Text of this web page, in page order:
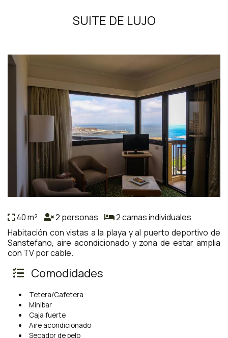
SUITE DE LUJO
40 m² 2 personas
2 camas individuales
Habitación con vistas a la playa y al puerto deportivo de
Sanstefano, aire acondicionado y zona de estar amplia
con TV por cable.
Comodidades
Tetera/Cafetera
Minibar
Caja fuerte
Aire acondicionado
Secador de pelo